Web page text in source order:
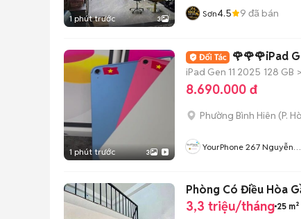
1 phút trước 3 Sơn4.5 9 đã bán
1 phút trước 3
🌹🌹🌹iPad
iPad Gen 11 2025 128 GB
8.690.000 đ
Phường Bình Hiên (P.
YourPhone 267 Nguyễn
Phòng Có Điều Hòa
3,3 triệu/tháng 25 m²